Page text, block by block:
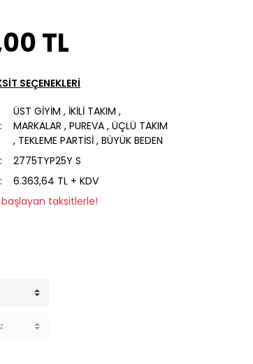
TL
SEÇENEKLERİ
ÜST GİYİM , İKİLİ TAKIM ,
MARKALAR , PUREVA , ÜÇLÜ TAKIM
, TEKLEME PARTİSİ , BÜYÜK BEDEN
2775TYP25Y S
6.363,64 TL + KDV
başlayan taksitlerle!